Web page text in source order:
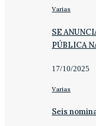
Varias
SE
PÚBLICA
17/10/2025
Varias
Seis